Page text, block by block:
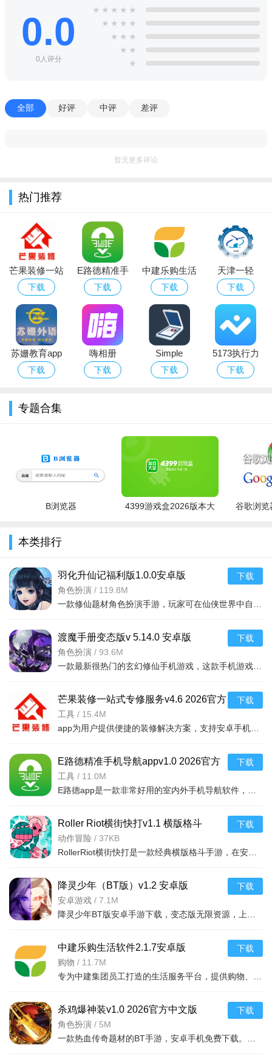
放器，满足多样需求。
2、提供实用小工具，玩家能轻松修改各种图像质量，便捷提
升游戏视觉感受。
3、不止改画质，还有实用游戏功能可直接用，丰富游戏体
4、按操作提前打开，玩家就能享受进阶清晰画质，畅享游戏
软件亮点：
开它。适应性非常好，一键修改适合手机配置的画质。
2、它可以改善我们Android手机的性能，还可以提高60帧全画
3、开启了各种经典而流畅的竞争冒险。辅助工具可以解锁图
像质量选项并一键解锁。游戏的画质使画质更高。
1. 该软件仅支持修改游戏画面比例、画质及操作运行等参
数，旨在提升游戏画面质量，非作弊工具，使用时应遵循游戏规
2. 软件适配大多数主流安卓设备，但部分性能较低或系统版
本过旧的机型可能存在兼容性限制，建议优先参考官方推荐的设
备列表。
3. 无需ROOT权限，软件在普通安卓环境下即可稳定运行，
兼顾安全性与便捷性。
4. 软件设置功能齐全，操作逻辑简洁明了，初次接触的用户
也能快速掌握。一键完成画质修改功能，让您激发战斗欲望。
5. 使用过程中若遇问题，可参考软件内的高频疑问解答，或
联系官方客服寻求帮助。
0.0
0人评分
★ ★ ★ ★ ★
★ ★ ★ ★
★ ★ ★
★ ★
★
全部 好评 中评 差评
暂无更多评论
热门推荐
芒果装修一站
式专修服务
下载
E路德精准手
机导航app
下载
中建乐购生活
软件
下载
天津一轻
下载
苏姗教育app
在线教育学习
下载
嗨相册
下载
Simple
Scanner Pro
下载
5173执行力
下载
专题合集
B浏览器
4399游戏盒2026版本大
谷歌浏览
本类排行
羽化升仙记福利版1.0.0安卓版
角色扮演 / 119.8M
下载
渡魔手册变态版v 5.14.0 安卓版
角色扮演 / 93.6M
下载
芒果装修一站式专修服务v4.6 2026官方
中文版
工具 / 15.4M
下载
E路德精准手机导航appv1.0 2026官方
中文版
工具 / 11.0M
下载
Roller Riot横街快打v1.1 横版格斗
动作冒险 / 37KB
下载
降灵少年（BT版）v1.2 安卓版
安卓游戏 / 7.1M
下载
中建乐购生活软件2.1.7安卓版
购物 / 11.7M
下载
杀鸡爆神装v1.0 2026官方中文版
角色扮演 / 5M
下载